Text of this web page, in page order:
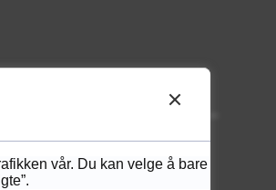
vår. Du kan velge å bare